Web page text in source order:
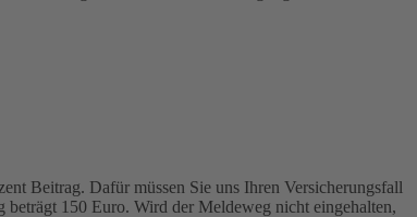
Beitrag. Dafür müssen Sie uns Ihren Versicherungsfall
150 Euro. Wird der Meldeweg nicht eingehalten,